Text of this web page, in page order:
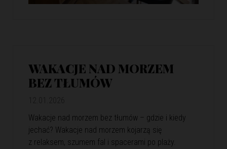
WAKACJE NAD MORZEM
BEZ TŁUMÓW
Wakacje nad morzem bez tłumów – gdzie i kiedy
jechać? Wakacje nad morzem kojarzą się
z relaksem, szumem fal i spacerami po plaży.